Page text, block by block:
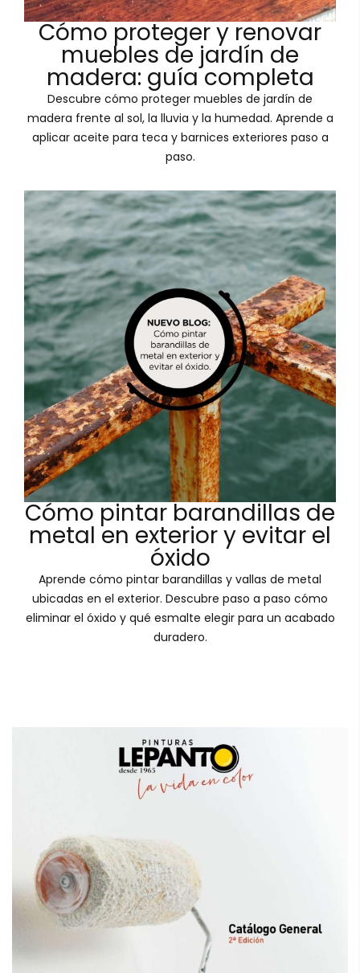
Cómo proteger y renovar
muebles de jardín de
madera: guía completa
Descubre cómo proteger muebles de jardín de
madera frente al sol, la lluvia y la humedad. Aprende a
aplicar aceite para teca y barnices exteriores paso a
paso.
Cómo pintar barandillas de
metal en exterior y evitar el
óxido
Aprende cómo pintar barandillas y vallas de metal
ubicadas en el exterior. Descubre paso a paso cómo
eliminar el óxido y qué esmalte elegir para un acabado
duradero.